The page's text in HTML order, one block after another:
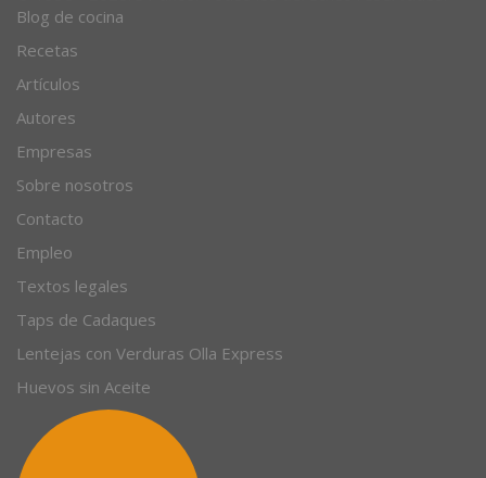
Blog de cocina
Recetas
Artículos
Autores
Empresas
Sobre nosotros
Contacto
Empleo
Textos legales
Taps de Cadaques
Lentejas con Verduras Olla Express
Huevos sin Aceite